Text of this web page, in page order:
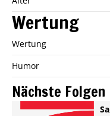
Wertung
Wertung
Humor
Nächste Folgen